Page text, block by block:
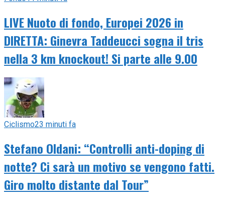
LIVE Nuoto di fondo, Europei 2026 in
DIRETTA: Ginevra Taddeucci sogna il tris
nella 3 km knockout! Si parte alle 9.00
Ciclismo23 minuti fa
Stefano Oldani: “Controlli anti-doping di
notte? Ci sarà un motivo se vengono fatti.
Giro molto distante dal Tour”